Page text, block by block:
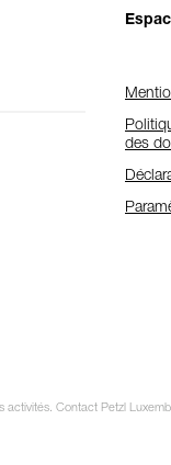
des
activités. Contact Petzl